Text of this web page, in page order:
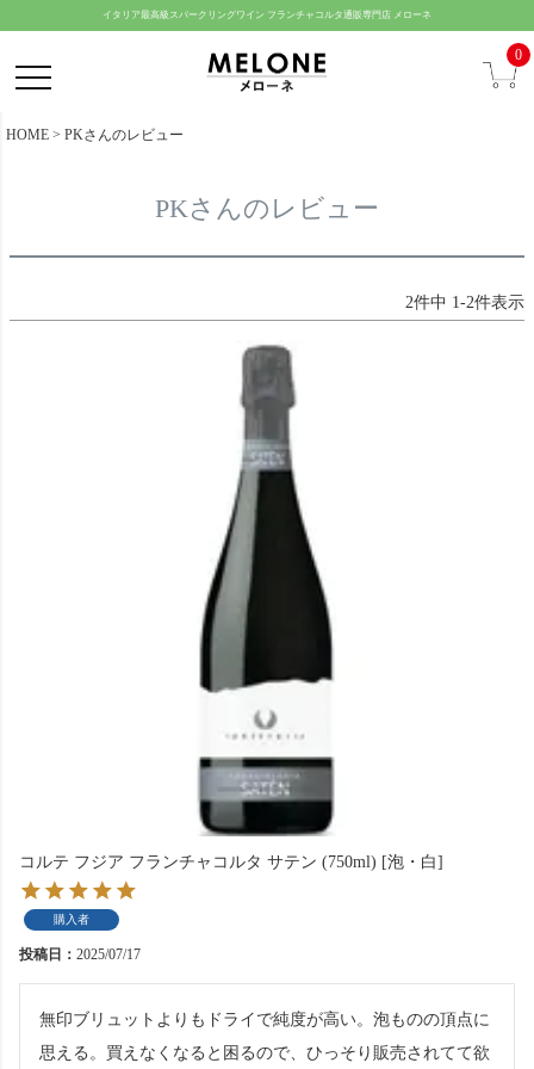
イタリア最高級スパークリングワイン フランチャコルタ通販専門店 メローネ
0
HOME PKさんのレビュー
PKさんのレビュー
2件中 1-2件表示
コルテ フジア フランチャコルタ サテン (750ml) [泡・白]
購入者
投稿日 2025/07/17
無印ブリュットよりもドライで純度が高い。泡ものの頂点に
思える。買えなくなると困るので、ひっそり販売されてて欲
ジト
ップ